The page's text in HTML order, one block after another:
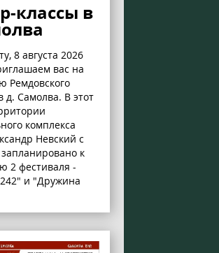
классы в
8 августа 2026
вас на
Ремдовского
д. Самолва. В этот
комплекса
Невский с
к
2 фестиваля -
и "Дружина